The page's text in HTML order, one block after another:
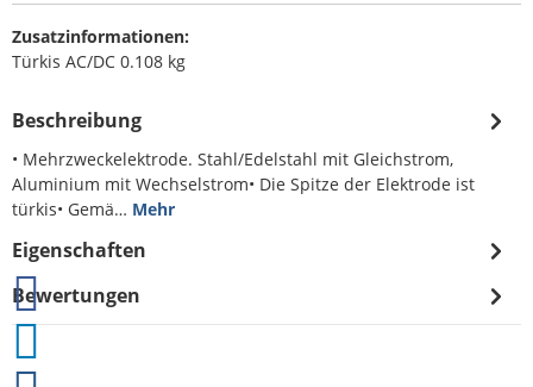
Zusatzinformationen:
Türkis AC/DC 0.108 kg
Beschreibung
• Mehrzweckelektrode. Stahl/Edelstahl mit Gleichstrom,
Aluminium mit Wechselstrom• Die Spitze der Elektrode ist
türkis• Gemä… Mehr
Eigenschaften
Bewertungen